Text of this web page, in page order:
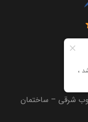
شرقی – ساختمان